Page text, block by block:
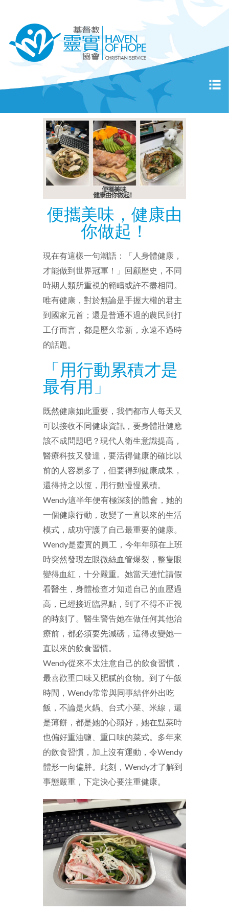
便攜美味，健康由
你做起！
現在有這樣一句潮語：「人身體健康，
才能做到世界冠軍！」回顧歷史，不同
時期人類所重視的範疇或許不盡相同。
唯有健康，對於無論是手握大權的君主
到國家元首；還是普通不過的農民到打
工仔而言，都是歷久常新，永遠不過時
的話題。
「用行動累積才是
最有用」
既然健康如此重要，我們都市人每天又
可以接收不同健康資訊，要身體壯健應
該不成問題吧？現代人衛生意識提高，
醫療科技又發達，要活得健康的確比以
前的人容易多了，但要得到健康成果，
還得持之以恆，用行動慢慢累積。
Wendy這半年便有極深刻的體會，她的
一個健康行動，改變了一直以來的生活
模式，成功守護了自己最重要的健康。
Wendy是靈實的員工，今年年頭在上班
時突然發現左眼微絲血管爆裂，整隻眼
變得血紅，十分嚴重。她當天連忙請假
看醫生，身體檢查才知道自己的血壓過
高，已經接近臨界點，到了不得不正視
的時刻了。醫生警告她在做任何其他治
療前，都必須要先減磅，這得改變她一
直以來的飲食習慣。
Wendy從來不太注意自己的飲食習慣，
最喜歡重口味又肥膩的食物。到了午飯
時間， Wendy常常與同事結伴外出吃
飯，不論是火鍋、台式小菜、米線，還
是薄餅，都是她的心頭好，她在點菜時
也偏好重油鹽、重口味的菜式。多年來
的飲食習慣，加上沒有運動，令Wendy
體形一向偏胖。此刻， Wendy才了解到
事態嚴重，下定決心要注重健康。